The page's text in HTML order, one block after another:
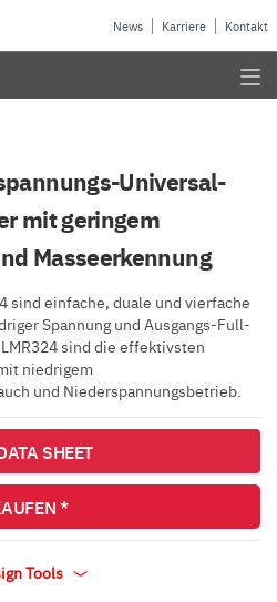
News Karriere Kontakt
Universal-
mit geringem
Masseerkennung
sind einfache, duale und vierfache
Spannung und Ausgangs-Full-
sind die effektivsten
niedrigem
und Niederspannungsbetrieb.
SHEET
*
Tools